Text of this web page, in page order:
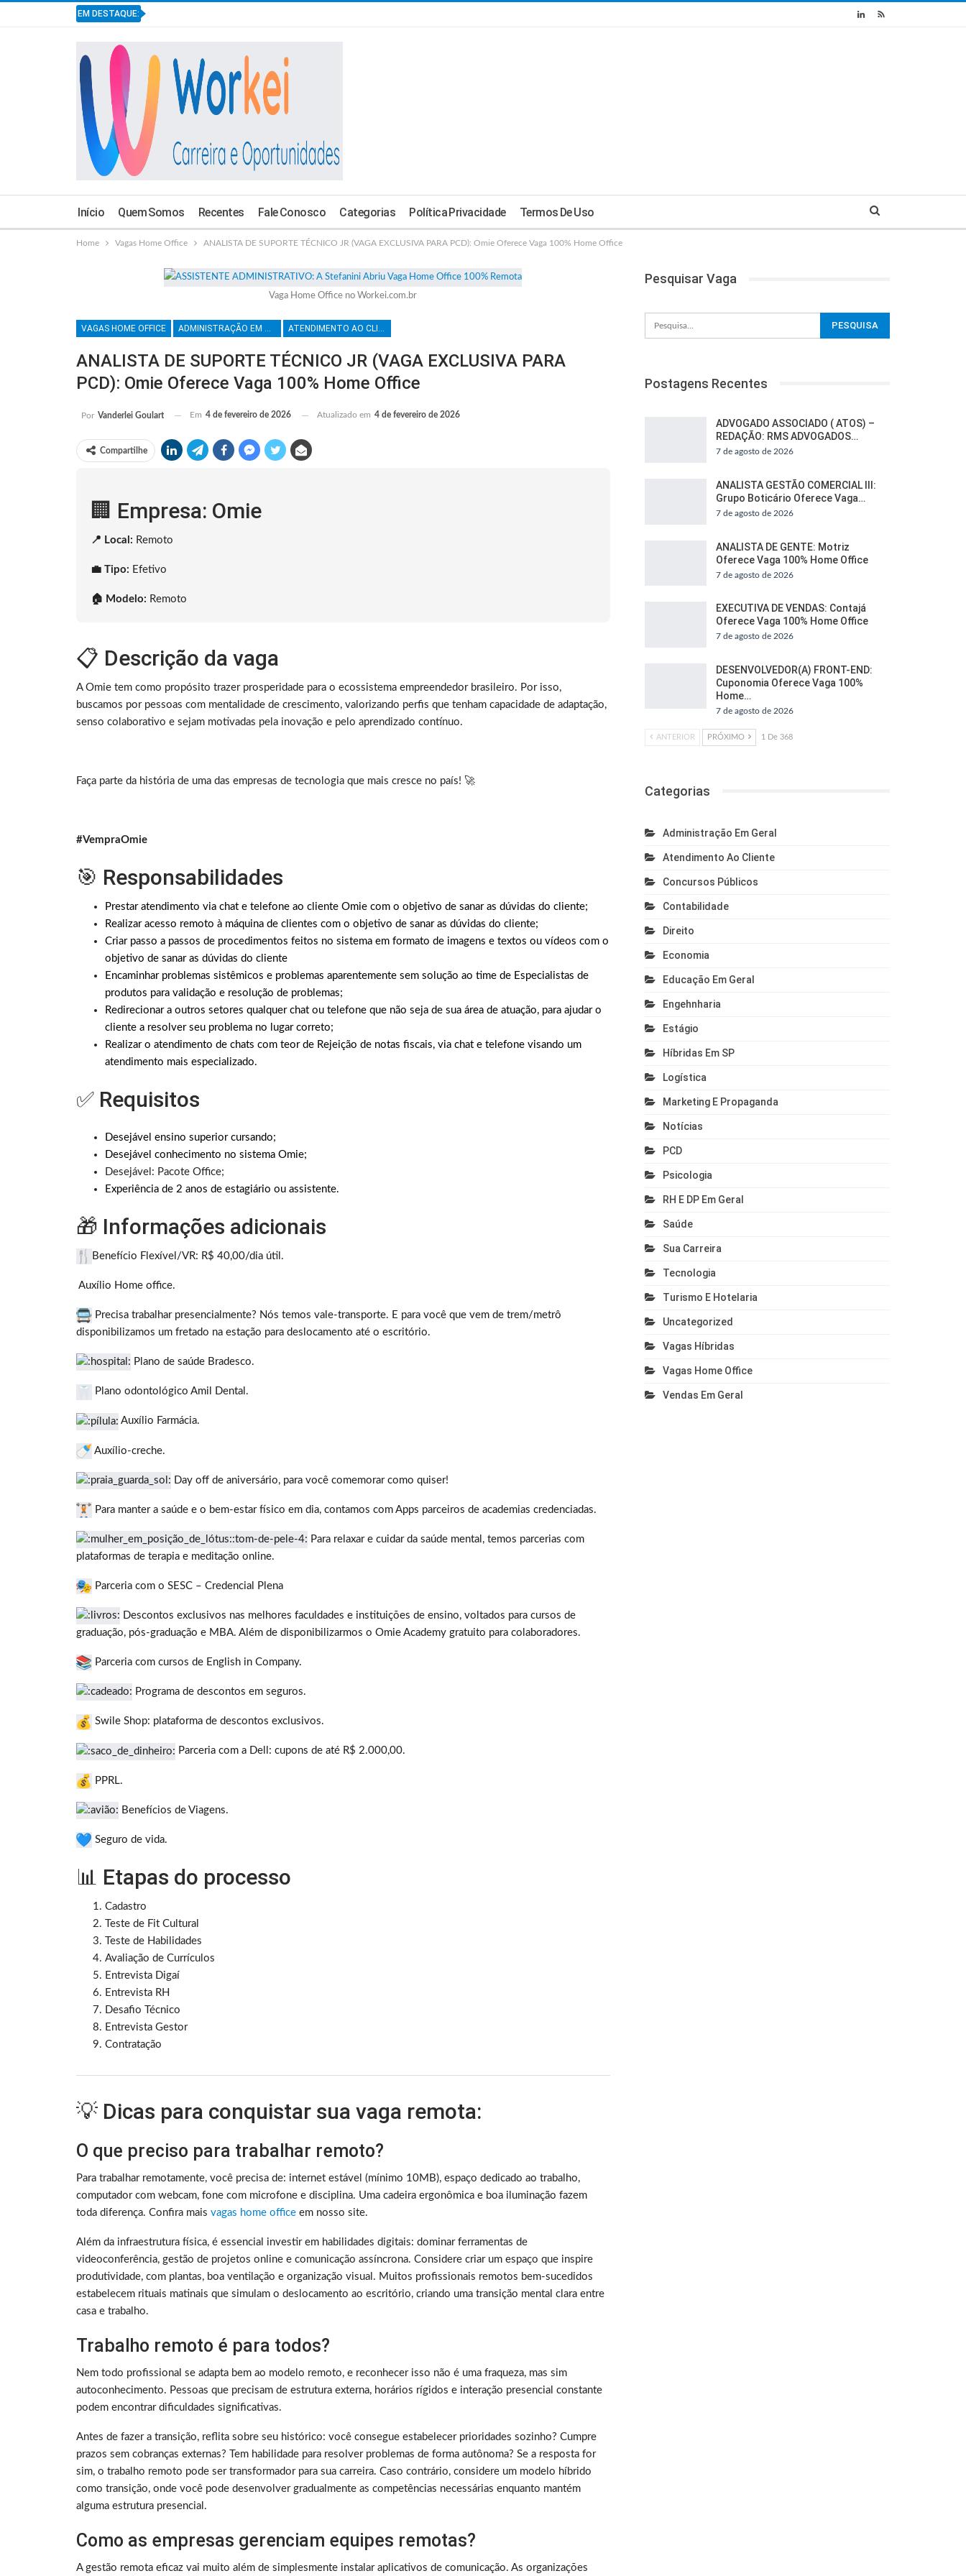
EM DESTAQUE:
Início Quem Somos Recentes Fale Conosco Categorias Política Privacidade Termos De Uso
Home Vagas Home Office ANALISTA DE SUPORTE TÉCNICO JR (VAGA EXCLUSIVA PARA PCD): Omie Oferece Vaga 100% Home Office
Vaga Home Office no Workei.com.br
VAGAS HOME OFFICE ADMINISTRAÇÃO EM GERAL ATENDIMENTO AO CLIENTE
ANALISTA DE SUPORTE TÉCNICO JR (VAGA EXCLUSIVA PARA
PCD): Omie Oferece Vaga 100% Home Office
Por Vanderlei Goulart Em 4 de fevereiro de 2026 Atualizado em 4 de fevereiro de 2026
Compartilhe
🏢 Empresa: Omie
📍 Local: Remoto
💼 Tipo: Efetivo
🏠 Modelo: Remoto
📋 Descrição da vaga
A Omie tem como propósito trazer prosperidade para o ecossistema empreendedor brasileiro. Por isso,
buscamos por pessoas com mentalidade de crescimento, valorizando perfis que tenham capacidade de adaptação,
senso colaborativo e sejam motivadas pela inovação e pelo aprendizado contínuo.
Faça parte da história de uma das empresas de tecnologia que mais cresce no país! 🚀
#VempraOmie
🎯 Responsabilidades
Prestar atendimento via chat e telefone ao cliente Omie com o objetivo de sanar as dúvidas do cliente;
Realizar acesso remoto à máquina de clientes com o objetivo de sanar as dúvidas do cliente;
Criar passo a passos de procedimentos feitos no sistema em formato de imagens e textos ou vídeos com o
objetivo de sanar as dúvidas do cliente
Encaminhar problemas sistêmicos e problemas aparentemente sem solução ao time de Especialistas de
produtos para validação e resolução de problemas;
Redirecionar a outros setores qualquer chat ou telefone que não seja de sua área de atuação, para ajudar o
cliente a resolver seu problema no lugar correto;
Realizar o atendimento de chats com teor de Rejeição de notas fiscais, via chat e telefone visando um
atendimento mais especializado.
✅ Requisitos
Desejável ensino superior cursando;
Desejável conhecimento no sistema Omie;
Desejável: Pacote Office;
Experiência de 2 anos de estagiário ou assistente.
🎁 Informações adicionais
Benefício Flexível/VR: R$ 40,00/dia útil.
Auxílio Home office.
Precisa trabalhar presencialmente? Nós temos vale-transporte. E para você que vem de trem/metrô
disponibilizamos um fretado na estação para deslocamento até o escritório.
Plano de saúde Bradesco.
Plano odontológico Amil Dental.
Auxílio Farmácia.
Auxílio-creche.
Day off de aniversário, para você comemorar como quiser!
Para manter a saúde e o bem-estar físico em dia, contamos com Apps parceiros de academias credenciadas.
Para relaxar e cuidar da saúde mental, temos parcerias com
plataformas de terapia e meditação online.
Parceria com o SESC – Credencial Plena
Descontos exclusivos nas melhores faculdades e instituições de ensino, voltados para cursos de
graduação, pós-graduação e MBA. Além de disponibilizarmos o Omie Academy gratuito para colaboradores.
Parceria com cursos de English in Company.
Programa de descontos em seguros.
Swile Shop: plataforma de descontos exclusivos.
Parceria com a Dell: cupons de até R$ 2.000,00.
PPRL.
Benefícios de Viagens.
Seguro de vida.
📊 Etapas do processo
Cadastro
Teste de Fit Cultural
Teste de Habilidades
Avaliação de Currículos
Entrevista Digaí
Entrevista RH
Desafio Técnico
Entrevista Gestor
Contratação
💡 Dicas para conquistar sua vaga remota:
O que preciso para trabalhar remoto?
Para trabalhar remotamente, você precisa de: internet estável (mínimo 10MB), espaço dedicado ao trabalho,
computador com webcam, fone com microfone e disciplina. Uma cadeira ergonômica e boa iluminação fazem
toda diferença. Confira mais vagas home office em nosso site.
Além da infraestrutura física, é essencial investir em habilidades digitais: dominar ferramentas de
videoconferência, gestão de projetos online e comunicação assíncrona. Considere criar um espaço que inspire
produtividade, com plantas, boa ventilação e organização visual. Muitos profissionais remotos bem-sucedidos
estabelecem rituais matinais que simulam o deslocamento ao escritório, criando uma transição mental clara entre
casa e trabalho.
Trabalho remoto é para todos?
Nem todo profissional se adapta bem ao modelo remoto, e reconhecer isso não é uma fraqueza, mas sim
autoconhecimento. Pessoas que precisam de estrutura externa, horários rígidos e interação presencial constante
podem encontrar dificuldades significativas.
Antes de fazer a transição, reflita sobre seu histórico: você consegue estabelecer prioridades sozinho? Cumpre
prazos sem cobranças externas? Tem habilidade para resolver problemas de forma autônoma? Se a resposta for
sim, o trabalho remoto pode ser transformador para sua carreira. Caso contrário, considere um modelo híbrido
como transição, onde você pode desenvolver gradualmente as competências necessárias enquanto mantém
alguma estrutura presencial.
Como as empresas gerenciam equipes remotas?
A gestão remota eficaz vai muito além de simplesmente instalar aplicativos de comunicação. As organizações
Pesquisar Vaga
Postagens Recentes
ADVOGADO ASSOCIADO ( ATOS) –
REDAÇÃO: RMS ADVOGADOS…
7 de agosto de 2026
ANALISTA GESTÃO COMERCIAL III:
Grupo Boticário Oferece Vaga…
7 de agosto de 2026
ANALISTA DE GENTE: Motriz
Oferece Vaga 100% Home Office
7 de agosto de 2026
EXECUTIVA DE VENDAS: Contajá
Oferece Vaga 100% Home Office
7 de agosto de 2026
DESENVOLVEDOR(A) FRONT-END:
Cuponomia Oferece Vaga 100%
Home…
7 de agosto de 2026
ANTERIOR PRÓXIMO 1 De 368
Categorias
Administração Em Geral
Atendimento Ao Cliente
Concursos Públicos
Contabilidade
Direito
Economia
Educação Em Geral
Engehnharia
Estágio
Híbridas Em SP
Logística
Marketing E Propaganda
Notícias
PCD
Psicologia
RH E DP Em Geral
Saúde
Sua Carreira
Tecnologia
Turismo E Hotelaria
Uncategorized
Vagas Híbridas
Vagas Home Office
Vendas Em Geral